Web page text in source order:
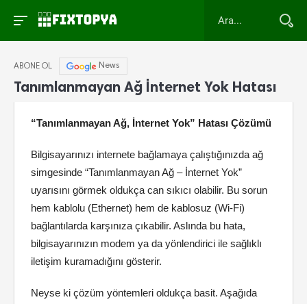
ABONE OL News
Tanımlanmayan Ağ İnternet Yok Hatası
“Tanımlanmayan Ağ, İnternet Yok” Hatası Çözümü
Bilgisayarınızı internete bağlamaya çalıştığınızda ağ
simgesinde “Tanımlanmayan Ağ – İnternet Yok”
uyarısını görmek oldukça can sıkıcı olabilir. Bu sorun
hem kablolu (Ethernet) hem de kablosuz (Wi-Fi)
bağlantılarda karşınıza çıkabilir. Aslında bu hata,
bilgisayarınızın modem ya da yönlendirici ile sağlıklı
iletişim kuramadığını gösterir.
Neyse ki çözüm yöntemleri oldukça basit. Aşağıda